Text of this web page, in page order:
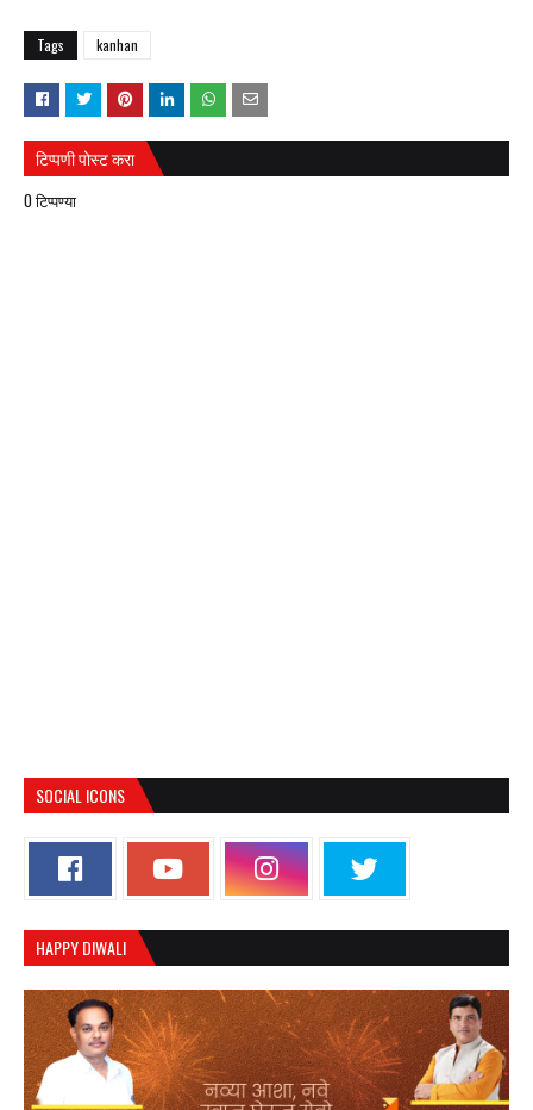
Tags kanhan
टिप्पणी पोस्ट करा
0 टिप्पण्या
SOCIAL ICONS
HAPPY DIWALI